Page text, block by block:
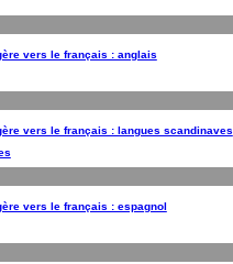
vers le français : anglais
vers le français : langues scandinaves
vers le français : espagnol